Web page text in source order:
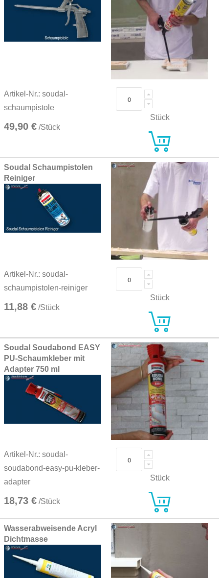
Artikel-Nr.: soudal-
schaumpistole
49,90 € /Stück
Stück
Soudal Schaumpistolen
Reiniger
Artikel-Nr.: soudal-
schaumpistolen-reiniger
11,88 € /Stück
Stück
Soudal Soudabond EASY
PU-Schaumkleber mit
Adapter 750 ml
Artikel-Nr.: soudal-
soudabond-easy-pu-kleber-
adapter
18,73 € /Stück
Stück
Wasserabweisende Acryl
Dichtmasse